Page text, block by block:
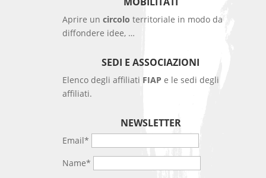
Aprire un circolo territoriale in modo da
diffondere idee, …
SEDI E ASSOCIAZIONI
Elenco degli affiliati FIAP e le sedi degli
affiliati.
NEWSLETTER
Email*
Name*